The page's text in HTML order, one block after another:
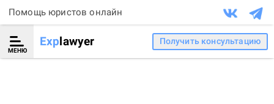
Помощь юристов онлайн
МЕНЮ
Explawyer Получить консультацию